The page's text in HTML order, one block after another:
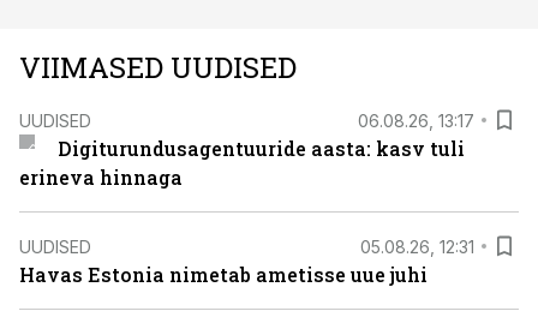
VIIMASED UUDISED
UUDISED 06.08.26, 13:17
Digiturundusagentuuride aasta: kasv tuli
erineva hinnaga
UUDISED 05.08.26, 12:31
Havas Estonia nimetab ametisse uue juhi